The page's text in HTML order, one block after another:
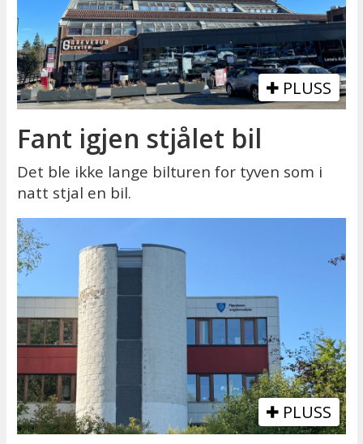
PLUSS
Fant igjen stjålet bil
Det ble ikke lange bilturen for tyven som i
natt stjal en bil.
PLUSS